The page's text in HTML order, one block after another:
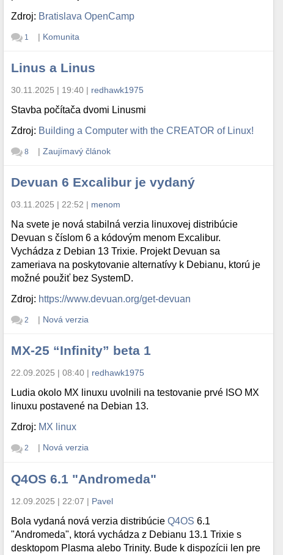
Zdroj: Bratislava OpenCamp
1 | Komunita
Linus a Linus
30.11.2025 | 19:40 | redhawk1975
Stavba počítača dvomi Linusmi
Zdroj: Building a Computer with the CREATOR of Linux!
8 | Zaujímavý článok
Devuan 6 Excalibur je vydaný
03.11.2025 | 22:52 | menom
Na svete je nová stabilná verzia linuxovej distribúcie
Devuan s číslom 6 a kódovým menom Excalibur.
Vychádza z Debian 13 Trixie. Projekt Devuan sa
zameriava na poskytovanie alternatívy k Debianu, ktorú je
možné použiť bez SystemD.
Zdroj: https://www.devuan.org/get-devuan
2 | Nová verzia
MX-25 “Infinity” beta 1
22.09.2025 | 08:40 | redhawk1975
Ludia okolo MX linuxu uvolnili na testovanie prvé ISO MX
linuxu postavené na Debian 13.
Zdroj: MX linux
2 | Nová verzia
Q4OS 6.1 "Andromeda"
12.09.2025 | 22:07 | Pavel
Bola vydaná nová verzia distribúcieQ4OS 6.1
"Andromeda", ktorá vychádza z Debianu 13.1 Trixie s
desktopom Plasma alebo Trinity. Bude k dispozícii len pre